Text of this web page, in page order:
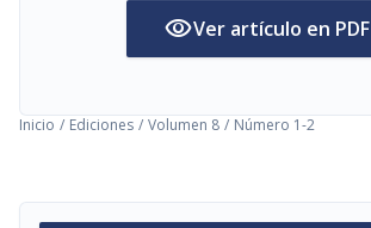
visibilityVer artículo en PDF
Inicio / Ediciones / Volumen 8 / Número 1-2